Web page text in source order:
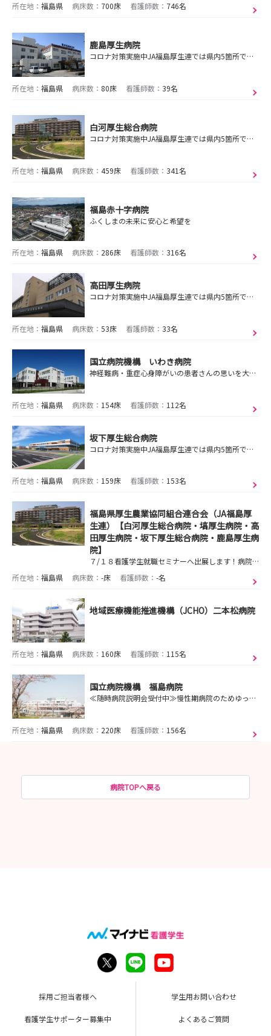
所在地： 福島県 病床数： 700床 看護師数： 746名
鹿島厚生病院
コロナ対策実施中JA福島厚生連では県内5箇所で病院見学会を受付中！ご希望の病院で、ご参加ください。実習ではイメージできない、入職後の働き方をお伝えします。
所在地： 福島県 病床数： 80床 看護師数： 39名
白河厚生総合病院
コロナ対策実施中JA福島厚生連では県内5箇所で病院見学会を受付中！ご希望の病院で、ご参加ください。実習ではイメージできない、入職後の働き方をお伝えします。
所在地： 福島県 病床数： 459床 看護師数： 341名
福島赤十字病院
ふくしまの未来に安心と希望を
所在地： 福島県 病床数： 286床 看護師数： 316名
高田厚生病院
コロナ対策実施中JA福島厚生連では県内5箇所で病院見学会を受付中！ご希望の病院で、ご参加ください。実習ではイメージできない、入職後の働き方をお伝えします。
所在地： 福島県 病床数： 53床 看護師数： 33名
国立病院機構 いわき病院
神経難病・重症心身障がいの患者さんの思いを大切にし、その人らしく生きるための支援ができるような看護の提供をしています
所在地： 福島県 病床数： 154床 看護師数： 112名
坂下厚生総合病院
コロナ対策実施中JA福島厚生連では県内5箇所で病院見学会を受付中！ご希望の病院で、ご参加ください。実習ではイメージできない、入職後の働き方をお伝えします。
所在地： 福島県 病床数： 159床 看護師数： 153名
福島県厚生農業協同組合連合会（JA福島厚
生連）【白河厚生総合病院・塙厚生病院・高
田厚生病院・坂下厚生総合病院・鹿島厚生病
院】
７/１８看護学生就職セミナーへ出展します！病院見学会も随時受付中！ご希望の病院へご参加ください！
所在地： 福島県 病床数： -床 看護師数： -名
地域医療機能推進機構（JCHO）二本松病院
所在地： 福島県 病床数： 160床 看護師数： 115名
国立病院機構 福島病院
≪随時病院説明会受付中≫慢性期病院のためゆっくりと看護を学ぶことができ、ワークライフバランスや福利厚生も充実してます
所在地： 福島県 病床数： 220床 看護師数： 156名
病院TOPへ戻る
採用ご担当者様へ 学生用お問い合わせ
看護学生サポーター募集中 よくあるご質問